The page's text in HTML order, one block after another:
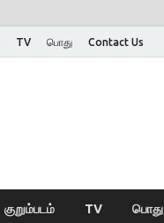
TV பொது Contact Us
குறும்படம் TV பொது